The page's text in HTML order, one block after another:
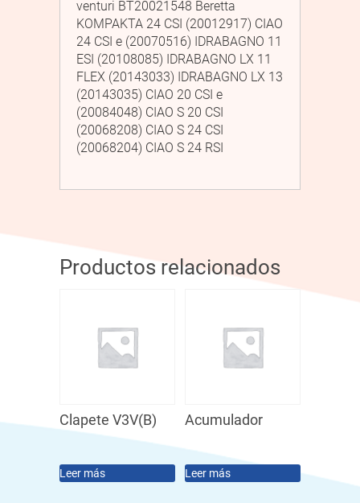
venturi BT20021548 Beretta
KOMPAKTA 24 CSI (20012917) CIAO
24 CSI e (20070516) IDRABAGNO 11
ESI (20108085) IDRABAGNO LX 11
FLEX (20143033) IDRABAGNO LX 13
(20143035) CIAO 20 CSI e
(20084048) CIAO S 20 CSI
(20068208) CIAO S 24 CSI
(20068204) CIAO S 24 RSI
Productos relacionados
Clapete V3V(B)
Leer más
Acumulador
Leer más